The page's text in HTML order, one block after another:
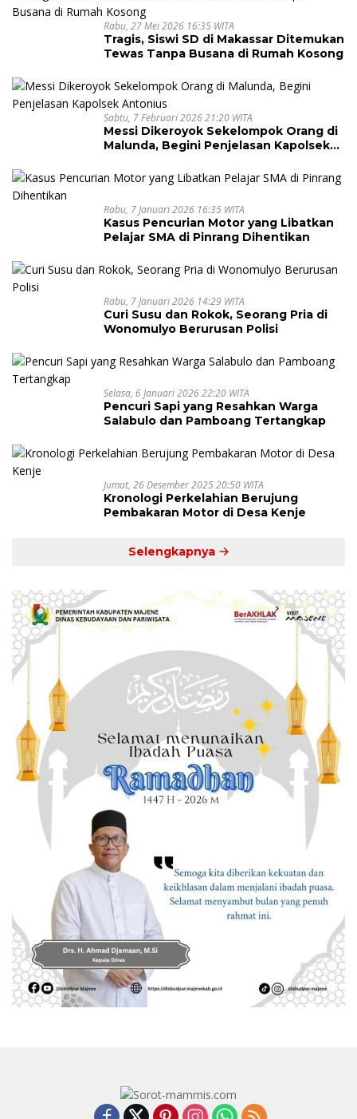
Rabu, 27 Mei 2026 16:35 WITA
Tragis, Siswi SD di Makassar Ditemukan
Tewas Tanpa Busana di Rumah Kosong
Sabtu, 7 Februari 2026 21:20 WITA
Messi Dikeroyok Sekelompok Orang di
Malunda, Begini Penjelasan Kapolsek
Rabu, 7 Januari 2026 16:35 WITA
Kasus Pencurian Motor yang Libatkan
Pelajar SMA di Pinrang Dihentikan
Rabu, 7 Januari 2026 14:29 WITA
Curi Susu dan Rokok, Seorang Pria di
Wonomulyo Berurusan Polisi
Selasa, 6 Januari 2026 22:20 WITA
Pencuri Sapi yang Resahkan Warga
Salabulo dan Pamboang Tertangkap
Jumat, 26 Desember 2025 20:50 WITA
Kronologi Perkelahian Berujung
Pembakaran Motor di Desa Kenje
Selengkapnya